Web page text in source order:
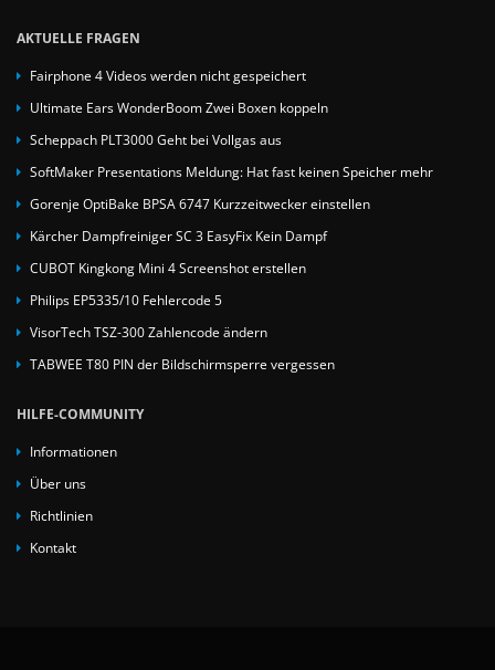
AKTUELLE FRAGEN
Fairphone 4 Videos werden nicht gespeichert
Ultimate Ears WonderBoom Zwei Boxen koppeln
Scheppach PLT3000 Geht bei Vollgas aus
SoftMaker Presentations Meldung: Hat fast keinen Speicher mehr
Gorenje OptiBake BPSA 6747 Kurzzeitwecker einstellen
Kärcher Dampfreiniger SC 3 EasyFix Kein Dampf
CUBOT Kingkong Mini 4 Screenshot erstellen
Philips EP5335/10 Fehlercode 5
VisorTech TSZ-300 Zahlencode ändern
TABWEE T80 PIN der Bildschirmsperre vergessen
HILFE-COMMUNITY
Informationen
Über uns
Richtlinien
Kontakt